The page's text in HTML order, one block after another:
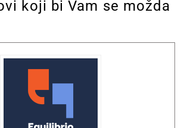
koji bi Vam se možda